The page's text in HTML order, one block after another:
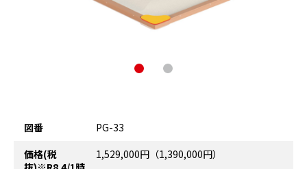
図番
PG-33
価格(税
1,529,000円（1,390,000円）